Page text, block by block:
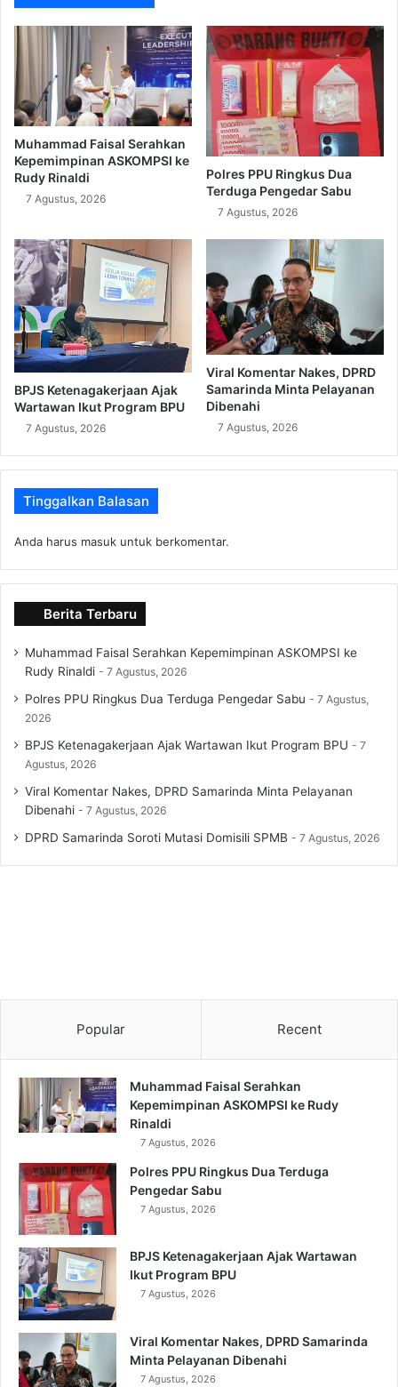
Muhammad Faisal Serahkan
Kepemimpinan ASKOMPSI ke
Rudy Rinaldi
7 Agustus, 2026
Polres PPU Ringkus Dua
Terduga Pengedar Sabu
7 Agustus, 2026
BPJS Ketenagakerjaan Ajak
Wartawan Ikut Program BPU
7 Agustus, 2026
Viral Komentar Nakes, DPRD
Samarinda Minta Pelayanan
Dibenahi
7 Agustus, 2026
Tinggalkan Balasan
Anda harus masuk untuk berkomentar.
Berita Terbaru
Muhammad Faisal Serahkan Kepemimpinan ASKOMPSI ke
Rudy Rinaldi
7 Agustus, 2026
Polres PPU Ringkus Dua Terduga Pengedar Sabu
7 Agustus,
2026
BPJS Ketenagakerjaan Ajak Wartawan Ikut Program BPU
7
Agustus, 2026
Viral Komentar Nakes, DPRD Samarinda Minta Pelayanan
Dibenahi
7 Agustus, 2026
DPRD Samarinda Soroti Mutasi Domisili SPMB 7 Agustus, 2026
Popular Recent
Muhammad Faisal Serahkan
Kepemimpinan ASKOMPSI ke Rudy
Rinaldi
7 Agustus, 2026
Polres PPU Ringkus Dua Terduga
Pengedar Sabu
7 Agustus, 2026
BPJS Ketenagakerjaan Ajak Wartawan
Ikut Program BPU
7 Agustus, 2026
Viral Komentar Nakes, DPRD Samarinda
Minta Pelayanan Dibenahi
7 Agustus, 2026